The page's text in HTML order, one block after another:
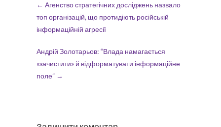
← Агенство стратегічних досліджень назвало
топ організацій, що протидіють російській
інформаційній агресії
Андрій Золотарьов: “Влада намагається
«зачистити» й відформатувати інформаційне
поле” →